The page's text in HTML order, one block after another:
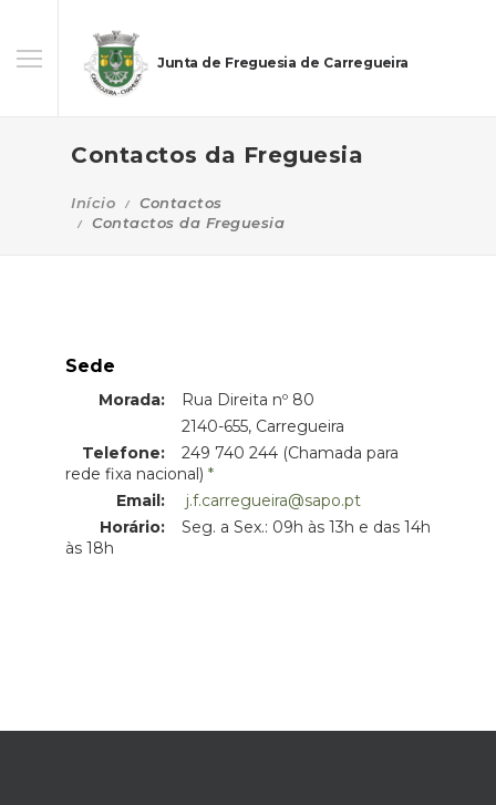
Junta de Freguesia de Carregueira
Contactos da Freguesia
Início
Contactos
Contactos da Freguesia
Sede
Morada:
Rua Direita nº 80
2140-655, Carregueira
Telefone:
249 740 244 (Chamada para
rede fixa nacional)
Email:
j.f.carregueira@sapo.pt
Horário:
Seg. a Sex.: 09h às 13h e das 14h
às 18h